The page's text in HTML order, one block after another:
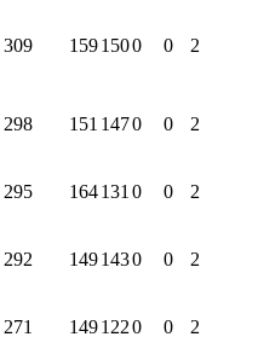
309 1591500 0 2
298 151 1470 0 2
295 164131 0 0 2
292 1491430 0 2
271 1491220 0 2